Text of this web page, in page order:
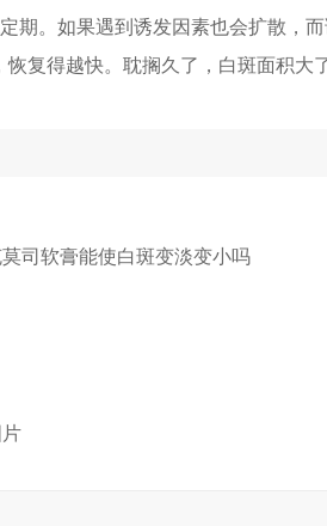
期。如果遇到诱发因素也会扩散，
复得越快。耽搁久了，白斑面积大
司软膏能使白斑变淡变小吗